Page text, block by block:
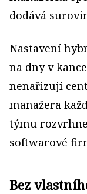
dodává
Nastavení
na dny v
nenařizují
manažera
týmu
softwarové
Bez